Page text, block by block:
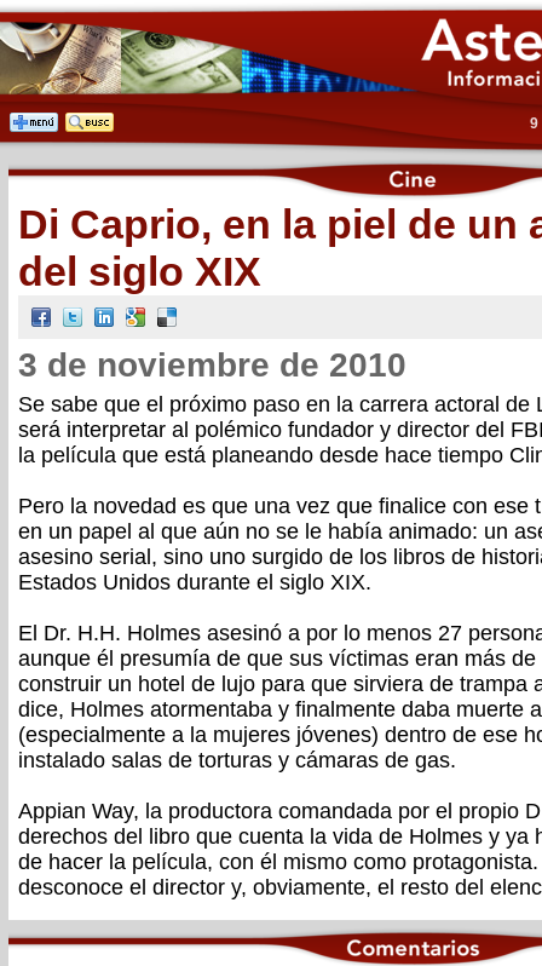
9
Di Caprio, en la piel de un
del siglo XIX
3 de noviembre de 2010
Se sabe que el próximo paso en la carrera actoral de
será interpretar al polémico fundador y director del
la película que está planeando desde hace tiempo
Pero la novedad es que una vez que finalice con ese
en un papel al que aún no se le había animado: un
asesino serial, sino uno surgido de los libros de
Estados Unidos durante el siglo XIX.
El Dr. H.H. Holmes asesinó a por lo menos 27
aunque él presumía de que sus víctimas eran más
construir un hotel de lujo para que sirviera de trampa
dice, Holmes atormentaba y finalmente daba muerte
(especialmente a la mujeres jóvenes) dentro de ese
instalado salas de torturas y cámaras de gas.
Appian Way, la productora comandada por el propio
derechos del libro que cuenta la vida de Holmes y ya
de hacer la película, con él mismo como
desconoce el director y, obviamente, el resto del